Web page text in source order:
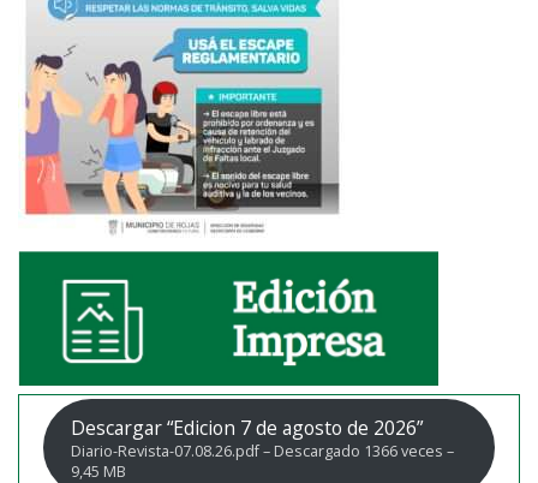
Descargar “Edicion 7 de agosto de 2026”
Diario-Revista-07.08.26.pdf – Descargado 1366 veces –
9,45 MB